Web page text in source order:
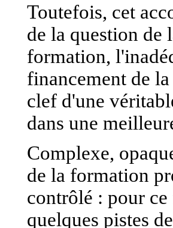
Toutefois, cet
de la question de
formation,
financement de
clef d'une
dans une
Complexe,
de la formation
contrôlé : pour
quelques pistes